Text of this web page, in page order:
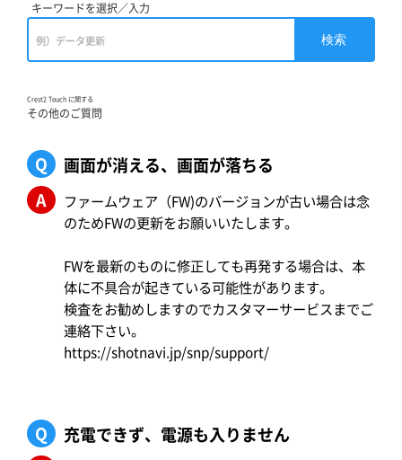
キーワードを選択／入力
検索
Crest2 Touch に関する
その他のご質問
Q
画面が消える、画面が落ちる
A
ファームウェア（FW)のバージョンが古い場合は念
のためFWの更新をお願いいたします。
FWを最新のものに修正しても再発する場合は、本
体に不具合が起きている可能性があります。
検査をお勧めしますのでカスタマーサービスまでご
連絡下さい。
https://shotnavi.jp/snp/support/
Q
充電できず、電源も入りません